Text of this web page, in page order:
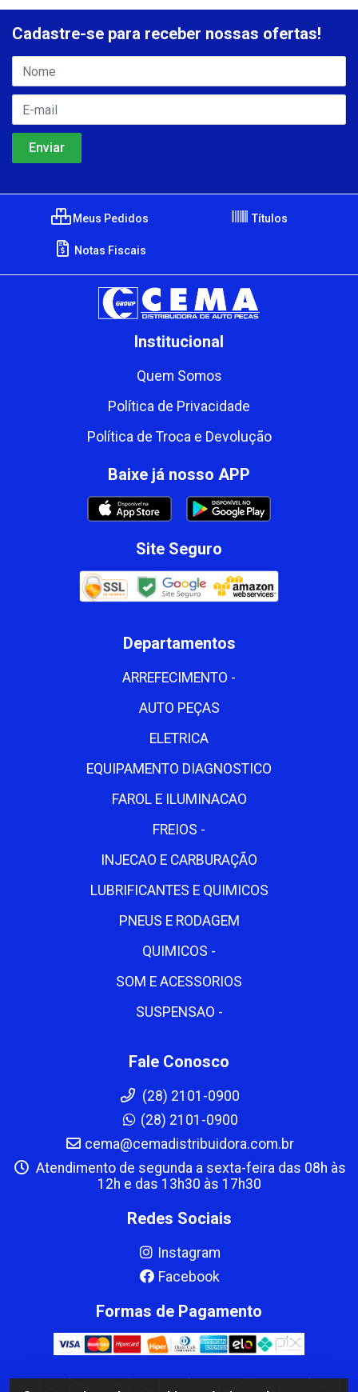
Cadastre-se para receber nossas ofertas!
Meus Pedidos Títulos
Notas Fiscais
Institucional
Quem Somos
Política de Privacidade
Política de Troca e Devolução
Baixe já nosso APP
Site Seguro
Departamentos
ARREFECIMENTO -
AUTO PEÇAS
ELETRICA
EQUIPAMENTO DIAGNOSTICO
FAROL E ILUMINACAO
FREIOS -
INJECAO E CARBURAÇÃO
LUBRIFICANTES E QUIMICOS
PNEUS E RODAGEM
QUIMICOS -
SOM E ACESSORIOS
SUSPENSAO -
Fale Conosco
(28) 2101-0900
(28) 2101-0900
cema@cemadistribuidora.com.br
Atendimento de segunda a sexta-feira das 08h às
12h e das 13h30 às 17h30
Redes Sociais
Instagram
Facebook
Formas de Pagamento